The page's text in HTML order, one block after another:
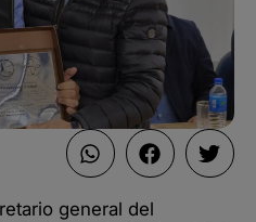
general del